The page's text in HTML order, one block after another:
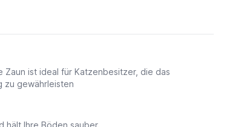
ist ideal für Katzenbesitzer, die das
zu gewährleisten
hält Ihre Böden sauber.